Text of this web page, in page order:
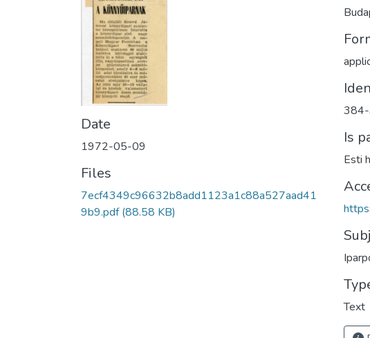
Date
1972-05-09
Files
7ecf4349c96632b8add1123a1c88a527aad41
9b9.pdf(88.58 KB)
Is
Esti
Text